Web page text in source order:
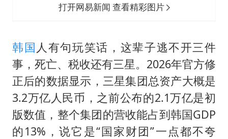
打开网易新闻 查看精彩图片
韩国 人有句玩笑话，这辈子逃不开三件
事，死亡、税收还有三星。2026年官方修
正后的数据显示，三星集团总资产大概是
3.2万亿人民币，之前公布的2.1万亿是初
版数值，整个集团的营收能占到韩国GDP
的13%，说它是“国家财团”一点都不夸